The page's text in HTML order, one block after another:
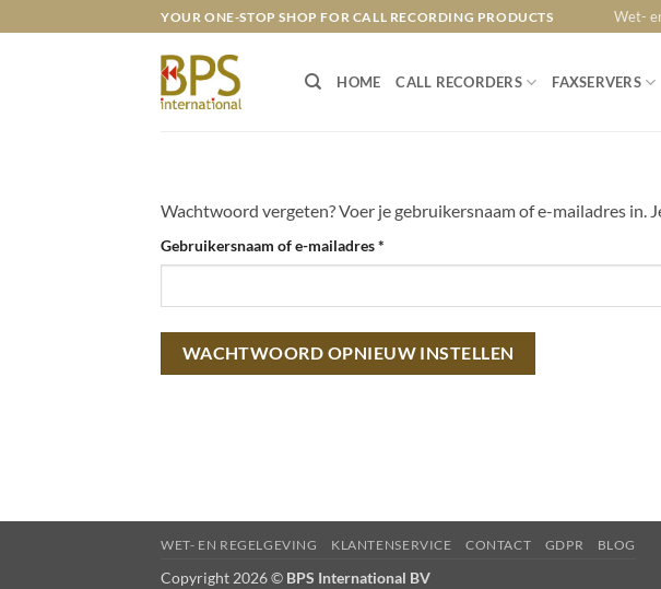
to
YOUR ONE-STOP SHOP FOR CALL RECORDING PRODUCTS Wet-
HOME CALL RECORDERS FAXSERVERS
Wachtwoord vergeten? Voer je gebruikersnaam of e-mailadres
Gebruikersnaam of e-mailadres*
WACHTWOORD OPNIEUW INSTELLEN
WET- EN REGELGEVING KLANTENSERVICE CONTACT GDPR BLOG
Copyright 2026 © BPS International BV